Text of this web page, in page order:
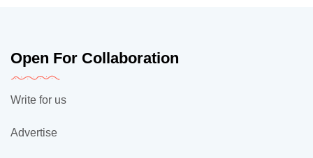
Open For Collaboration
Write for us
Advertise